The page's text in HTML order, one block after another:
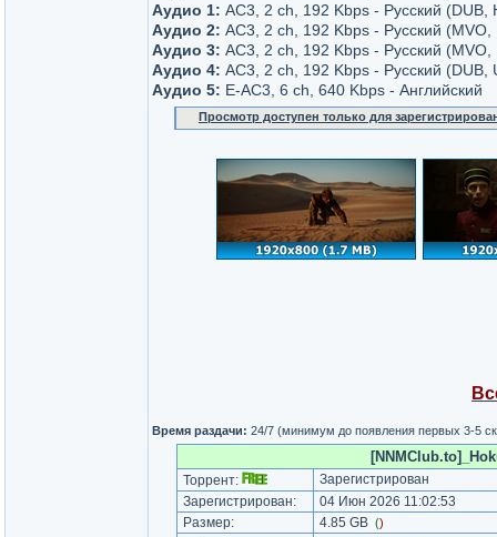
Аудио 1: AC3, 2 ch, 192 Kbps - Русский
Аудио 2: AC3, 2 ch, 192 Kbps - Русский
Аудио 3: AC3, 2 ch, 192 Kbps - Русский
Аудио 4: AC3, 2 ch, 192 Kbps - Русский (DUB,
Аудио 5: E-AC3, 6 ch, 640 Kbps - Английский
Просмотр доступен только для
Время раздачи: 24/7 (минимум до появления первых 3-5
Торрент:
Зарегистрирован
Зарегистрирован:
04 Июн 2026 11:02:53
Размер:
4.85 GB ()